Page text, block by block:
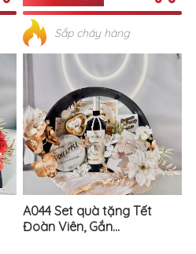
Sắp cháy hàng
A044 Set quà tặng Tết
Đoàn Viên, Gắn...